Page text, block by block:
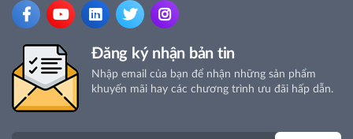
Đăng ký nhận bản tin
Nhập email của bạn để nhận những sản phẩm
khuyến mãi hay các chương trình ưu đãi hấp dẫn.